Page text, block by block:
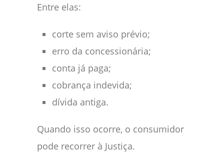
Entre elas:
corte sem aviso prévio;
erro da concessionária;
conta já paga;
cobrança indevida;
dívida antiga.
Quando isso ocorre, o consumidor
pode recorrer à Justiça.